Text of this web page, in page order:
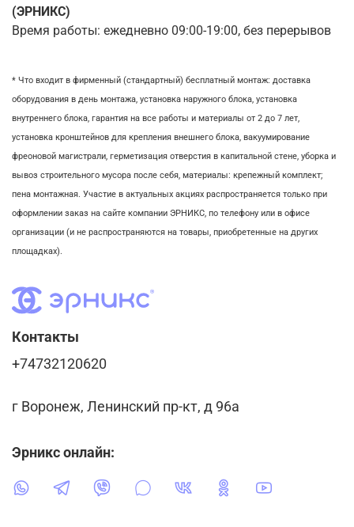
(ЭРНИКС)
Время работы: ежедневно 09:00-19:00, без перерывов
* Что входит в фирменный (стандартный) бесплатный монтаж: доставка
оборудования в день монтажа, установка наружного блока, установка
внутреннего блока, гарантия на все работы и материалы от 2 до 7 лет,
установка кронштейнов для крепления внешнего блока, вакуумирование
фреоновой магистрали, герметизация отверстия в капитальной стене, уборка и
вывоз строительного мусора после себя, материалы: крепежный комплект;
пена монтажная. Участие в актуальных акциях распространяется только при
оформлении заказ на сайте компании ЭРНИКС, по телефону или в офисе
организации (и не распространяются на товары, приобретенные на других
площадках).
Контакты
+74732120620
г Воронеж, Ленинский пр-кт, д 96а
Эрникс онлайн: